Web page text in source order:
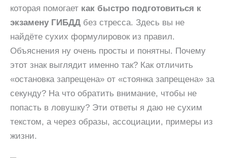
которая помогает как быстро подготовиться к
экзамену ГИБДД без стресса. Здесь вы не
найдёте сухих формулировок из правил.
Объяснения ну очень просты и понятны. Почему
этот знак выглядит именно так? Как отличить
«остановка запрещена» от «стоянка запрещена» за
секунду? На что обратить внимание, чтобы не
попасть в ловушку? Эти ответы я даю не сухим
текстом, а через образы, ассоциации, примеры из
жизни.